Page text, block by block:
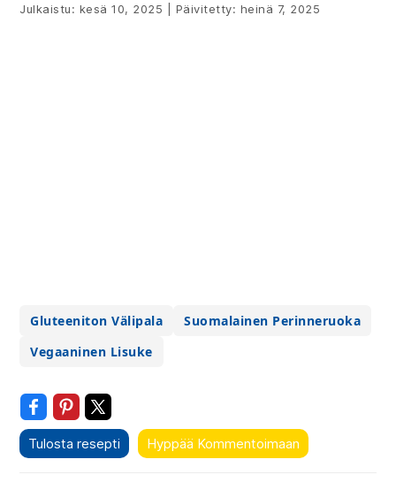
Julkaistu: kesä 10, 2025 Päivitetty: heinä 7, 2025
Gluteeniton Välipala
Suomalainen Perinneruoka
Vegaaninen Lisuke
Tulosta resepti Hyppää Kommentoimaan